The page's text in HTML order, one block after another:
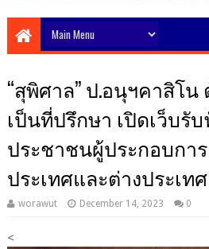
“สุพิศาล” ป.อนุฯคาสิโน
เป็นที่ปรึกษา เปิดเว็บรั
ประชาชนผู้ประกอบกา
ประเทศและต่างประเทศ
worawut December 14, 2023 0
<